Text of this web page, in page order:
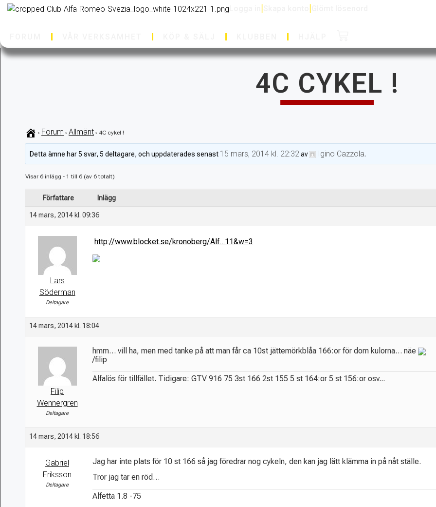
4C CYKEL !
› Forum › Allmänt › 4C cykel !
Detta ämne har 5 svar, 5 deltagare, och uppdaterades senast 15 mars, 2014 kl. 22:32 av Igino Cazzola.
Visar 6 inlägg - 1 till 6 (av 6 totalt)
Författare Inlägg
14 mars, 2014 kl. 09:36
Lars
Söderman
Deltagare
http://www.blocket.se/kronoberg/Alf…11&w=3
14 mars, 2014 kl. 18:04
Filip
Wennergren
Deltagare
hmm… vill ha, men med tanke på att man får ca 10st jättemörkblåa 166:or för dom kulorna… näe
/filip
Alfalös för tillfället. Tidigare: GTV 916 75 3st 166 2st 155 5 st 164:or 5 st 156:or osv...
14 mars, 2014 kl. 18:56
Gabriel
Eriksson
Deltagare
Jag har inte plats för 10 st 166 så jag föredrar nog cykeln, den kan jag lätt klämma in på nåt ställe.
Tror jag tar en röd…
Alfetta 1.8 -75